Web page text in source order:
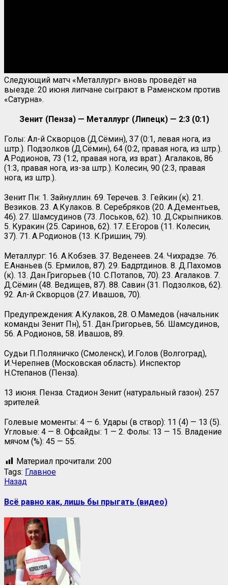
Следующий матч «Металлург» вновь проведёт на
выезде: 20 июня липчане сыграют в Раменском против
«Сатурна».
Зенит (Пенза) — Металлург (Липецк) — 2:3 (0:1)
Голы: Ал-й Скворцов (Д.Сёмин), 37 (0:1, левая нога, из
штр.). Подзолков (Д.Сёмин), 64 (0:2, правая нога, из штр.).
А.Родионов, 73 (1:2, правая нога, из врат.). Агалаков, 86
(1:3, правая нога, из-за штр.). Колесин, 90 (2:3, правая
нога, из штр.).
Зенит Пн: 1. Зайнуллин. 69. Теречев. 3. Гейкин (к). 21.
Везиков. 23. А.Кулаков. 8. Серебряков (20. А.Дементьев,
46). 27. Шамсудинов (73. Лоськов, 62). 10. Д.Скрыпников.
5. Куракин (25. Саринов, 62). 17. Е.Егоров (11. Колесин,
37). 71. А.Родионов (13. К.Гришин, 79).
Металлург: 16. А.Кобзев. 37. Веденеев. 24. Чихрадзе. 76.
Е.Ананьев (5. Ермилов, 87). 29. Бадртдинов. 8. Д.Пахомов
(к). 13. Дан.Григорьев (10. С.Потапов, 70). 23. Агалаков. 7.
Д.Сёмин (48. Ведищев, 87). 88. Савин (31. Подзолков, 62).
92. Ал-й Скворцов (27. Ивашов, 70).
Предупреждения: А.Кулаков, 28. О.Мамедов (начальник
команды Зенит Пн), 51. Дан.Григорьев, 56. Шамсудинов,
56. А.Родионов, 58. Ивашов, 89.
Судьи П.Поляничко (Смоленск), И.Голов (Волгоград),
И.Черепнев (Московская область). Инспектор
Н.Степанов (Пенза).
13 июня. Пенза. Стадион Зенит (натуральный газон). 257
зрителей.
Голевые моменты: 4 — 6. Удары (в створ): 11 (4) — 13 (5).
Угловые: 4 — 8. Офсайды: 1 — 2. Фолы: 13 — 15. Владение
мячом (%): 45 — 55.
Материал прочитали: 200
Tags: Главное
Назад
Всё равно как, лишь бы прыгать (видео)